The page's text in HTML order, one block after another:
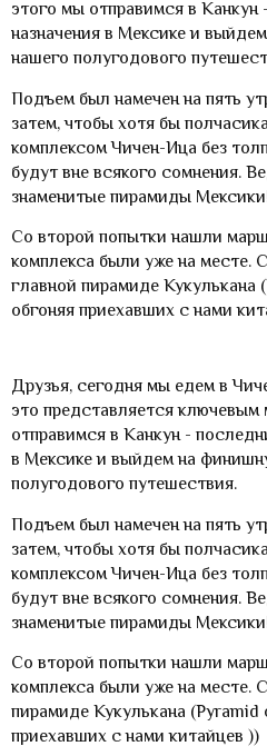
этого мы отправимся в Канкун
назначения в Мексике и
нашего полугодового
Подъем был намечен на пять
затем, чтобы хотя бы
комплексом Чичен-Ица без
будут вне всякого сомнения.
знаменитые пирамиды
Со второй попытки нашли
комплекса были уже на месте.
главной пирамиде Кукулькана
обгоняя приехавших с нами
Друзья, сегодня мы едем в
это представляется
отправимся в Канкун -
в Мексике и выйдем на
полугодового путешествия.
Подъем был намечен на пять
затем, чтобы хотя бы
комплексом Чичен-Ица без
будут вне всякого сомнения.
знаменитые пирамиды
Со второй попытки нашли
комплекса были уже на месте.
пирамиде Кукулькана (Pyramid
приехавших с нами китайцев ))